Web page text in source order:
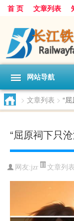
首 页 文章列表
网站导航
> 文章列表 > “
“屈原祠下只
网友:jzr 文章列表